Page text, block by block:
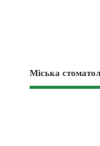
Міська